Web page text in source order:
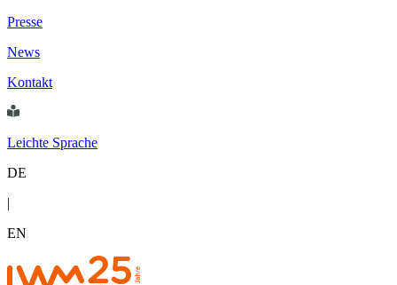
Presse
News
Kontakt
Leichte Sprache
DE
|
EN